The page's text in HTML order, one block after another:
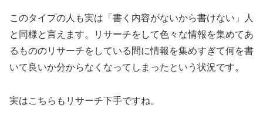
このタイプの人も実は「書く内容がないから書けない」人
と同様と言えます。リサーチをして色々な情報を集めてあ
るもののリサーチをしている間に情報を集めすぎて何を書
いて良いか分からなくなってしまったという状況です。
実はこちらもリサーチ下手ですね。